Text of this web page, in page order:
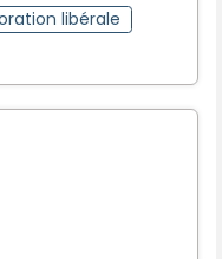
libérale